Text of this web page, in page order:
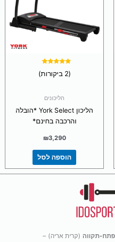
5.00
(2 ביקורות)
הליכונים
הליכון York Select *הובלה
והרכבה בחינם*
₪3,290
הוספה לסל
פתח-תקווה (קרית אריה) –